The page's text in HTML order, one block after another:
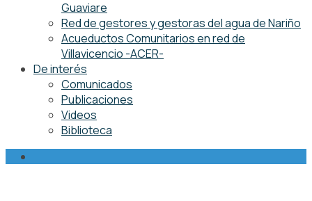
Guaviare
Red de gestores y gestoras del agua de Nariño
Acueductos Comunitarios en red de
Villavicencio -ACER-
De interés
Comunicados
Publicaciones
Videos
Biblioteca